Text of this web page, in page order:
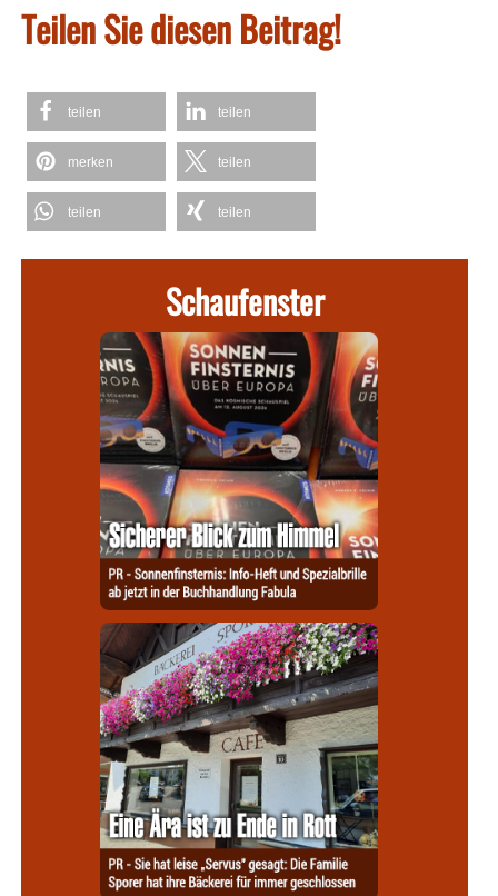
Teilen Sie diesen Beitrag!
teilen teilen
merken teilen
teilen teilen
Schaufenster